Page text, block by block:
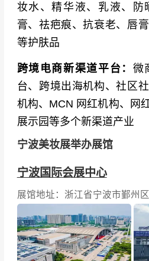
妆水、精华液、乳液、防
膏、祛疤痕、抗衰老、唇
等护肤品
跨境电商新渠道平台： 微
台、跨境出海机构、社区
机构、MCN 网红机构、网
展示园等多个新渠道产业
宁波美妆展举办展馆
宁波国际会展中心
展馆地址：浙江省宁波市鄞州